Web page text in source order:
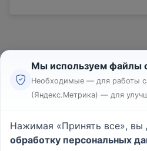
Реклама
Политика
Мы используем файлы
Необходимые — для работы
(Яндекс.Метрика) — для
Нажимая «Принять все», вы
обработку персональных